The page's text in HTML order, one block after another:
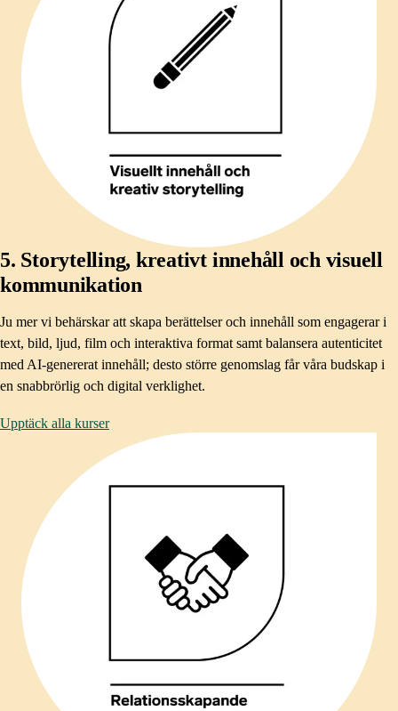
5. Storytelling, kreativt innehåll och visuell
kommunikation
Ju mer vi behärskar att skapa berättelser och innehåll som engagerar i
text, bild, ljud, film och interaktiva format samt balansera autenticitet
med AI-genererat innehåll; desto större genomslag får våra budskap i
en snabbrörlig och digital verklighet. ​
Upptäck alla kurser